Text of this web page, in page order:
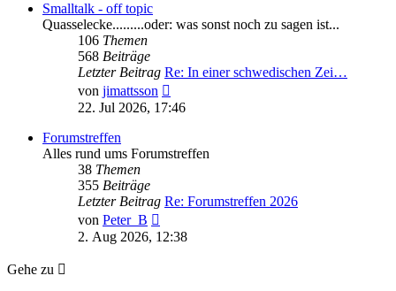
Smalltalk - off topic
Quasselecke.........oder: was sonst noch zu sagen ist...
106 Themen
568 Beiträge
Letzter Beitrag Re: In einer schwedischen Zei…
von jimattsson
Beitrag
22. Jul 2026, 17:46
Forumstreffen
Alles rund ums Forumstreffen
38 Themen
355 Beiträge
Letzter Beitrag Re: Forumstreffen 2026
von Peter_B
Beitrag
2. Aug 2026, 12:38
Gehe zu